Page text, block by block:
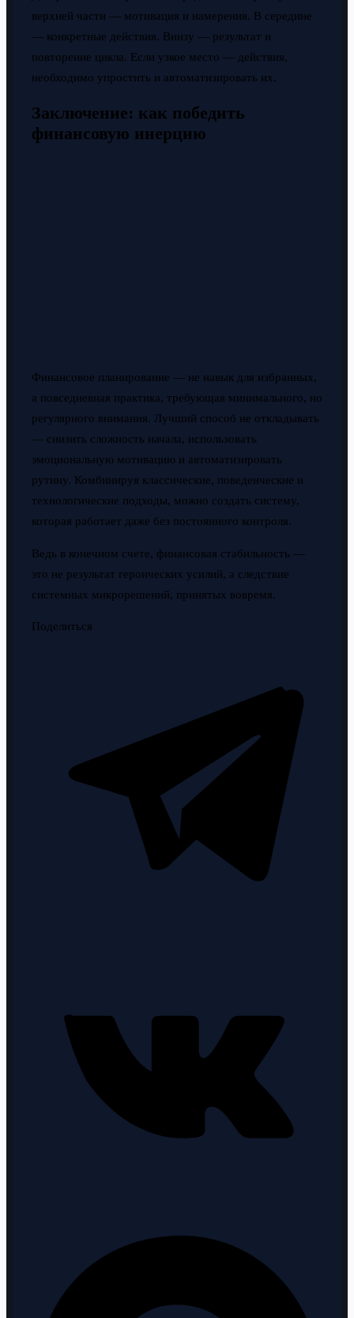
верхней части — мотивация и намерения. В середине
— конкретные действия. Внизу — результат и
повторение цикла. Если узкое место — действия,
необходимо упростить и автоматизировать их.
Заключение: как победить
финансовую инерцию
Финансовое планирование — не навык для избранных,
а повседневная практика, требующая минимального, но
регулярного внимания. Лучший способ не откладывать
— снизить сложность начала, использовать
эмоциональную мотивацию и автоматизировать
рутину. Комбинируя классические, поведенческие и
технологические подходы, можно создать систему,
которая работает даже без постоянного контроля.
Ведь в конечном счете, финансовая стабильность —
это не результат героических усилий, а следствие
системных микрорешений, принятых вовремя.
Поделиться